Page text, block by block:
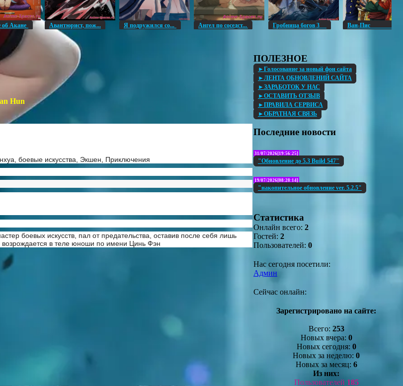
об Акане Авантюрист, пож... Я подружился со... Ангел по соседст... Гробница богов 3 Ван-
Hun
боевые искусства, Экшен, Приключения
боевых искусств, пал от предательства, оставив после себя лишь
возрождается в теле юноши по имени Цинь Фэн
ПОЛЕЗНОЕ
►Голосование за новый фон сайта
►ЛЕНТА ОБНОВЛЕНИЙ САЙТА
►ЗАРАБОТОК У НАС
►ОСТАВИТЬ ОТЗЫВ
►ПРАВИЛА СЕРВИСА
►ОБРАТНАЯ СВЯЗЬ
Последние новости
31/07/2026[19:56:25]
"Обновление до 5.3 Build 547"
19/07/2026[08:28:14]
"накопительное обновление ver. 5.2.5"
Статистика
Онлайн всего: 2
Гостей: 2
Пользователей: 0
Нас сегодня посетили:
Админ
Сейчас онлайн:
Зарегистрировано на сайте:
Всего: 253
Новых вчера: 0
Новых сегодня: 0
Новых за неделю: 0
Новых за месяц: 6
Из них:
Пользователей 185